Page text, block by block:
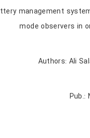
management
mode observers in
Authors: Ali
Pub.: